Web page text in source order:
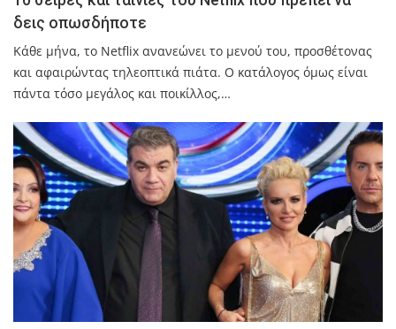
δεις οπωσδήποτε
Κάθε μήνα, το Netflix ανανεώνει το μενού του, προσθέτονας
και αφαιρώντας τηλεοπτικά πιάτα. Ο κατάλογος όμως είναι
πάντα τόσο μεγάλος και ποικίλλος,…